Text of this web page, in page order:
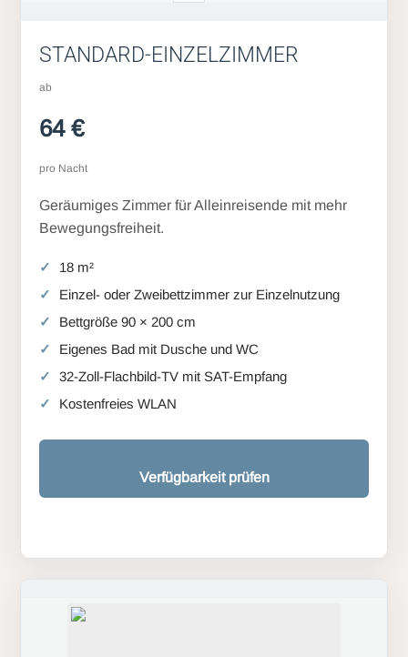
STANDARD-EINZELZIMMER
ab
64 €
pro Nacht
Geräumiges Zimmer für Alleinreisende mit mehr
Bewegungsfreiheit.
18 m²
Einzel- oder Zweibettzimmer zur Einzelnutzung
Bettgröße 90 × 200 cm
Eigenes Bad mit Dusche und WC
32-Zoll-Flachbild-TV mit SAT-Empfang
Kostenfreies WLAN
Verfügbarkeit prüfen